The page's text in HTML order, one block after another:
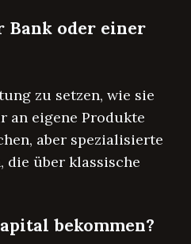
Bank oder einer
zu setzen, wie sie
an eigene Produkte
aber spezialisierte
die über klassische
bekommen?